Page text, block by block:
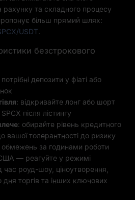
рахунку та складного процесу
більш прямий шлях:
USDT.
безстрокового
депозити у фіаті або
: відкривайте лонг або шорт
після лістингу
: обирайте рівень кредитного
вашої толерантності до ризику
обмежень за годинами роботи
— реагуйте у режимі
час роуд-шоу, ціноутворення,
дня торгів та інших ключових